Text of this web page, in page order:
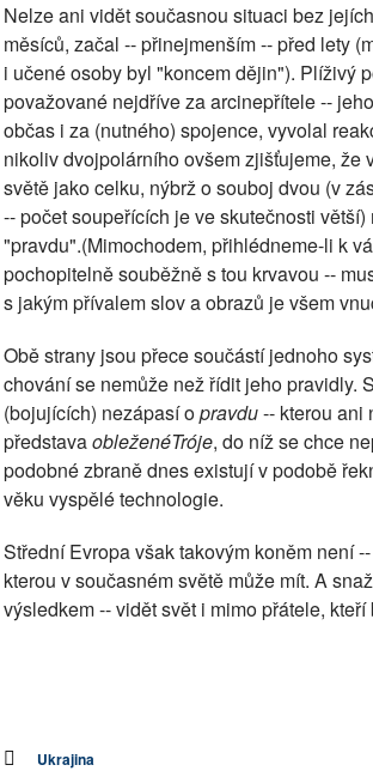
Nelze ani vidět současnou situaci bez
měsíců, začal -- přinejmenším -- před lety
i učené osoby byl "koncem dějin"). Plíživý
považované nejdříve za arcinepřítele --
občas i za (nutného) spojence, vyvolal
nikoliv dvojpolárního ovšem zjišťujeme,
světě jako celku, nýbrž o souboj dvou (v
-- počet soupeřících je ve skutečnosti
"pravdu".(Mimochodem, přihlédneme-li k
pochopitelně souběžně s tou krvavou --
s jakým přívalem slov a obrazů je všem
Obě strany jsou přece součástí jednoho
chování se nemůže než řídit jeho pravidly.
(bojujících) nezápasí opravdu-- kterou ani
představaobleženéTróje, do níž se chce
podobné zbraně dnes existují v podobě
věku vyspělé technologie.
Střední Evropa však takovým koněm není
kterou v současném světě může mít. A
výsledkem -- vidět svět i mimo přátele,
Ukrajina